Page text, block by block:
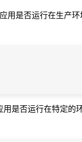
用是否运行在生产环
用是否运行在特定的